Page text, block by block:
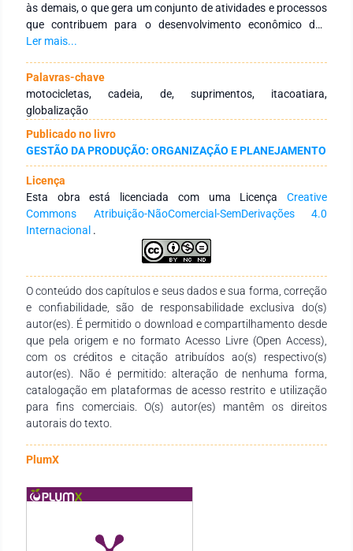
às demais, o que gera um conjunto de atividades e processos
que contribuem para o desenvolvimento econômico das
cidades, e em Itacoatiara não é diferente. O trabalho consiste
suprimentos de motocicletas do município de
Itacoatiara/Amazonas, buscando conhecer a cadeia a
montante e a jusante do segmento na cidade. Com isso,
investigou-se onde as peças que suprem esse mercado são
fabricadas e de onde as empresas vendedoras compram tais
mercadorias. Para a realização do trabalho, realizou-se um
estudo bibliográfico em sites do governo responsáveis por
fornecer dados do setor de motocicletas, além de artigos,
teses e dissertações, posteriormente a aplicação de
questionários e entrevistas nos locais interessados, e por fim
a realização do mapeamento dos empreendimentos por meio
do aplicativo Locus Map Free e do Sistema de Informações
que rodam no município são produzidas no Polo Industrial de
Manaus, de modo que as peças de reposição vendidas na
cidade são em sua grande maioria de produção chinesa,
registrando o número de empreendimentos a montante e a
jusante que estão instalados em Itacoatiara.
Ler mais...
Palavras-chave
motocicletas, cadeia, de, suprimentos, itacoatiara,
globalização
Publicado no livro
GESTÃO DA PRODUÇÃO: ORGANIZAÇÃO E PLANEJAMENTO
Licença
Esta obra está licenciada com uma Licença Creative
Commons Atribuição-NãoComercial-SemDerivações 4.0
Internacional .
O conteúdo dos capítulos e seus dados e sua forma, correção
e confiabilidade, são de responsabilidade exclusiva do(s)
autor(es). É permitido o download e compartilhamento desde
que pela origem e no formato Acesso Livre (Open Access),
com os créditos e citação atribuídos ao(s) respectivo(s)
autor(es). Não é permitido: alteração de nenhuma forma,
catalogação em plataformas de acesso restrito e utilização
para fins comerciais. O(s) autor(es) mantêm os direitos
autorais do texto.
PlumX